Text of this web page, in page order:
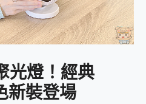
光燈！經典
新裝登場